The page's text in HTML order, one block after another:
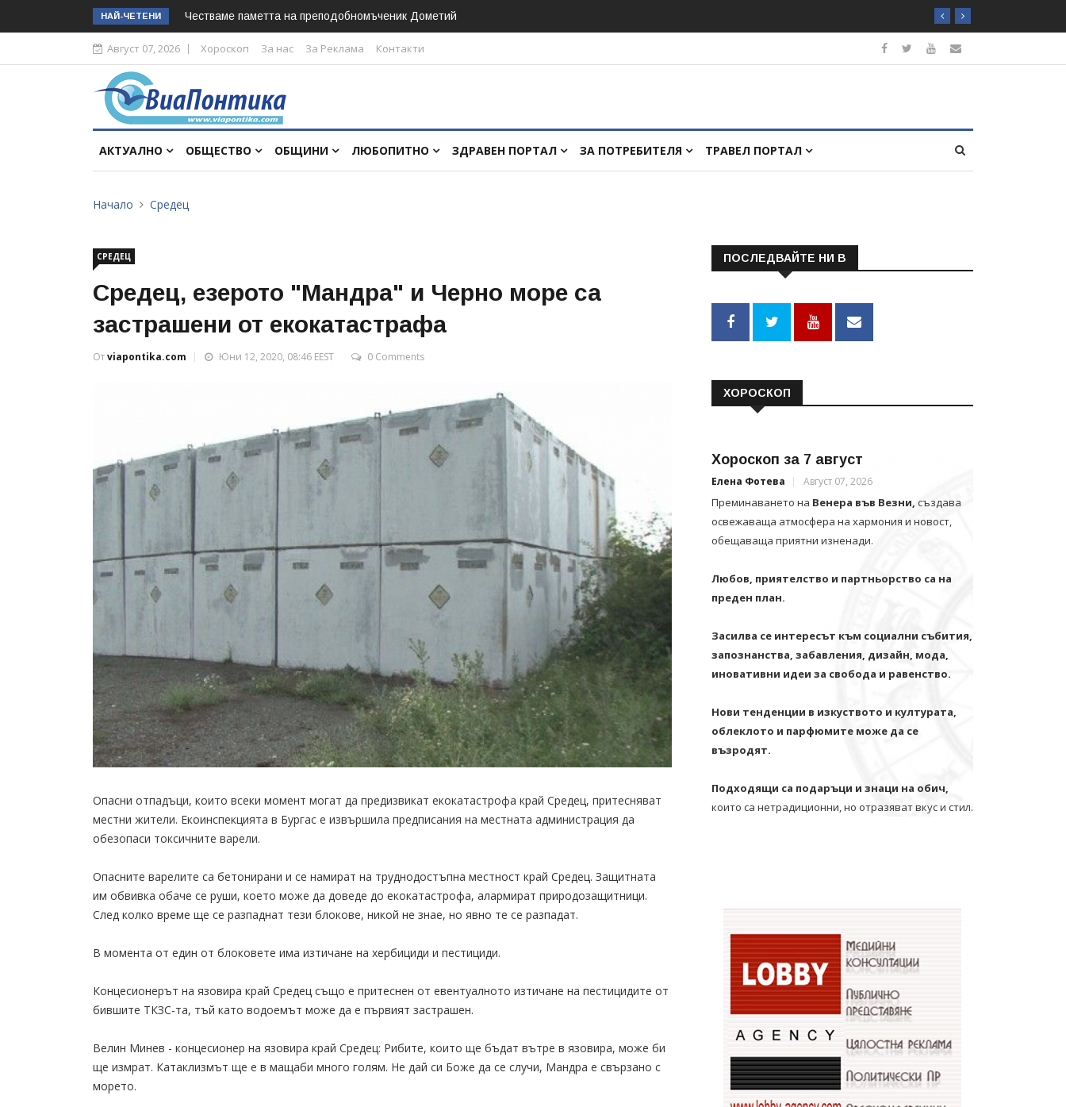
НАЙ-ЧЕТЕНИ Честваме паметта на преподобномъченик Дометий
Август 07, 2026 Хороскоп За нас За Реклама Контакти
АКТУАЛНО ОБЩЕСТВО ОБЩИНИ ЛЮБОПИТНО ЗДРАВЕН ПОРТАЛ ЗА ПОТРЕБИТЕЛЯ ТРАВЕЛ ПОРТАЛ
Начало Средец
СРЕДЕЦ
Средец, езерото "Мандра" и Черно море са
застрашени от екокатастрафа
Отviapontika.com Юни 12, 2020, 08:46 EEST 0 Comments
Опасни отпадъци, които всеки момент могат да предизвикат екокатастрофа край Средец, притесняват
местни жители. Екоинспекцията в Бургас е извършила предписания на местната администрация да
обезопаси токсичните варели.
Опасните варелите са бетонирани и се намират на труднодостъпна местност край Средец. Защитната
им обвивка обаче се руши, което може да доведе до екокатастрофа, алармират природозащитници.
След колко време ще се разпаднат тези блокове, никой не знае, но явно те се разпадат.
В момента от един от блоковете има изтичане на хербициди и пестициди.
Концесионерът на язовира край Средец също е притеснен от евентуалното изтичане на пестицидите от
бившите ТКЗС-та, тъй като водоемът може да е първият застрашен.
Велин Минев - концесионер на язовира край Средец: Рибите, които ще бъдат вътре в язовира, може би
ще измрат. Катаклизмът ще е в мащаби много голям. Не дай си Боже да се случи, Мандра е свързано с
морето.
ПОСЛЕДВАЙТЕ НИ В
ХОРОСКОП
Хороскоп за 7 август
Елена Фотева Август 07, 2026
Преминаването на Венера във Везни, създава
освежаваща атмосфера на хармония и новост,
обещаваща приятни изненади.
Любов, приятелство и партньорство са на
преден план.
Засилва се интересът към социални събития,
запознанства, забавления, дизайн, мода,
иновативни идеи за свобода и равенство.
Нови тенденции в изкуството и културата,
облеклото и парфюмите може да се
възродят.
Подходящи са подаръци и знаци на обич,
които са нетрадиционни, но отразяват вкус и стил.